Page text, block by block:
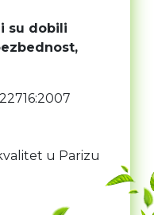
su dobili
u Parizu